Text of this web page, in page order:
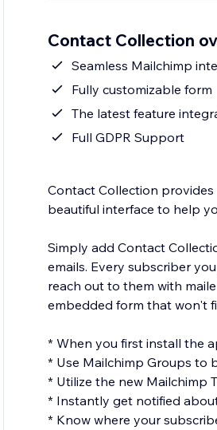
Contact Collection
Seamless Mailchimp
Fully customizable form
The latest feature
Full GDPR Support
Contact Collection provides
beautiful interface to help
Simply add Contact
emails. Every subscriber
reach out to them with
embedded form that won't
* When you first install the
* Use Mailchimp Groups to
* Utilize the new Mailchimp
* Instantly get notified
* Know where your